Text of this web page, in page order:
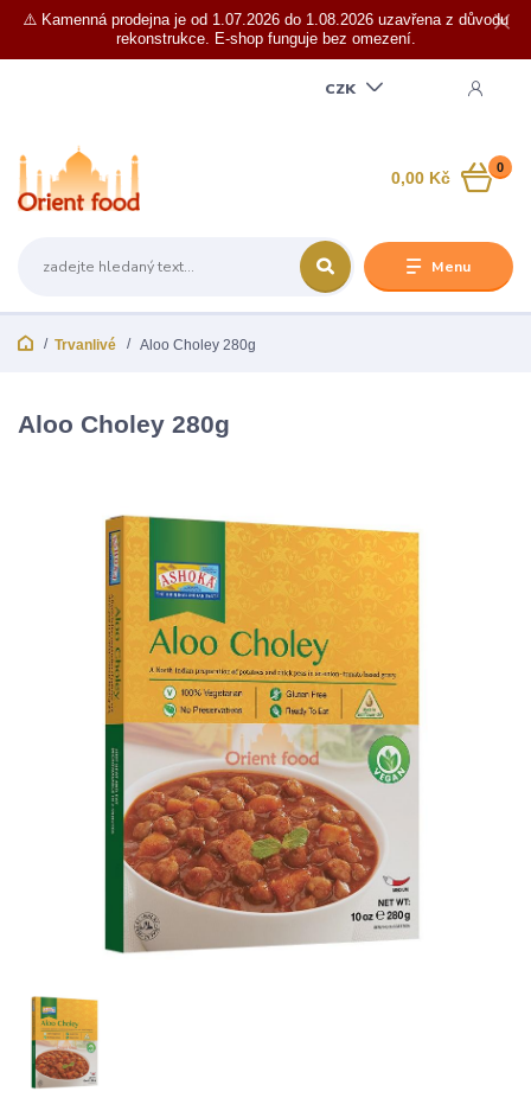
⚠️ Kamenná prodejna je od 1.07.2026 do 1.08.2026 uzavřena z důvodu
rekonstrukce. E-shop funguje bez omezení.
Menu
CZK
0
0,00 Kč
Trvanlivé Aloo Choley 280g
Aloo Choley 280g